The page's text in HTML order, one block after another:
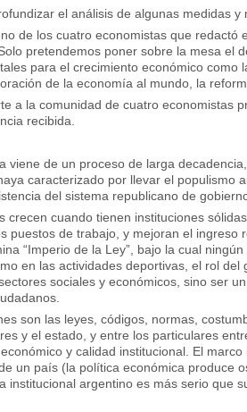
el análisis de algunas medidas y
de los cuatro economistas que redactó
pretendemos poner sobre la mesa el
para el crecimiento económico como
de la economía al mundo, la
a la comunidad de cuatro economistas
recibida.
viene de un proceso de larga
caracterizado por llevar el populismo
del sistema republicano de
crecen cuando tienen instituciones
puestos de trabajo, y mejoran el ingreso
“Imperio de la Ley”, bajo la cual
en las actividades deportivas, el rol del
sociales y económicos, sino ser
son las leyes, códigos, normas,
y el estado, y entre los particulares
y calidad institucional. El
un país (la política económica produce
institucional argentino es más serio que